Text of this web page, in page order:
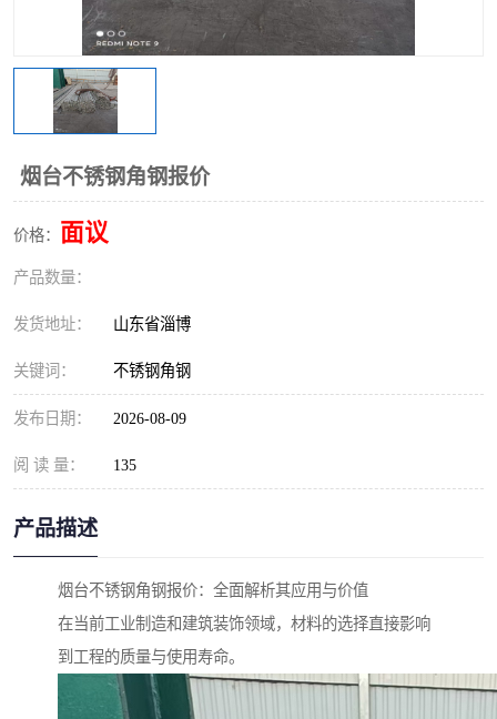
烟台不锈钢角钢报价
价格： 面议
产品数量：
发货地址： 山东省淄博
关键词： 不锈钢角钢
发布日期： 2026-08-09
阅 读 量： 135
产品描述
烟台不锈钢角钢报价：全面解析其应用与价值
在当前工业制造和建筑装饰领域，材料的选择直接影响
到工程的质量与使用寿命。